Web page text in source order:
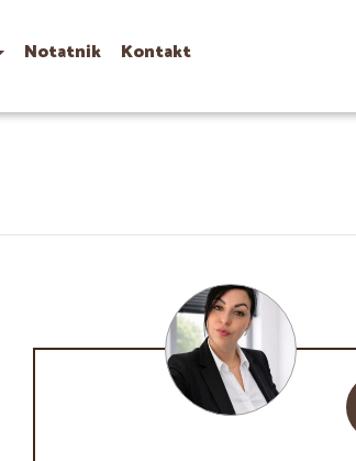
Notatnik Kontakt